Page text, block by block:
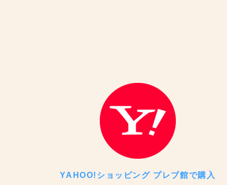
YAHOO!ショッピング プレブ館で購入